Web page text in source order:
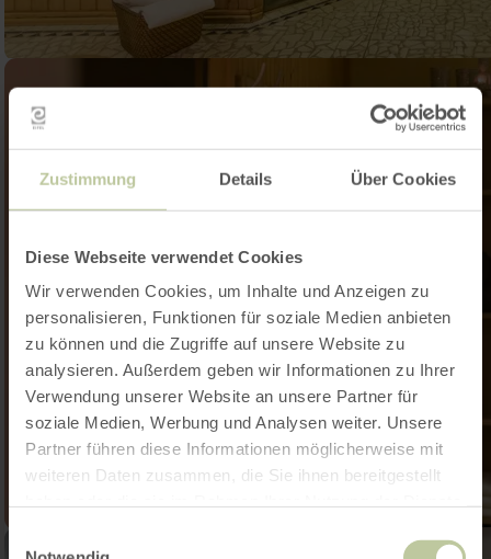
Zustimmung Details Über Cookies
Diese Webseite verwendet Cookies
Wir verwenden Cookies, um Inhalte und Anzeigen zu
personalisieren, Funktionen für soziale Medien anbieten
zu können und die Zugriffe auf unsere Website zu
analysieren. Außerdem geben wir Informationen zu Ihrer
Verwendung unserer Website an unsere Partner für
soziale Medien, Werbung und Analysen weiter. Unsere
Partner führen diese Informationen möglicherweise mit
weiteren Daten zusammen, die Sie ihnen bereitgestellt